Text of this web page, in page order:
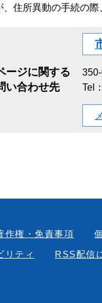
、住所異動の手続の
ージに関する
い合わせ先
Tel
作権・免責事項
リティ
RSS配信